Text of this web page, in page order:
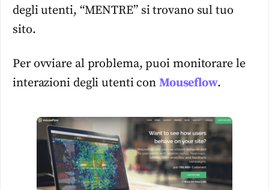
degli utenti, “MENTRE” si trovano sul tuo
sito.
Per ovviare al problema, puoi monitorare le
interazioni degli utenti conMouseflow.